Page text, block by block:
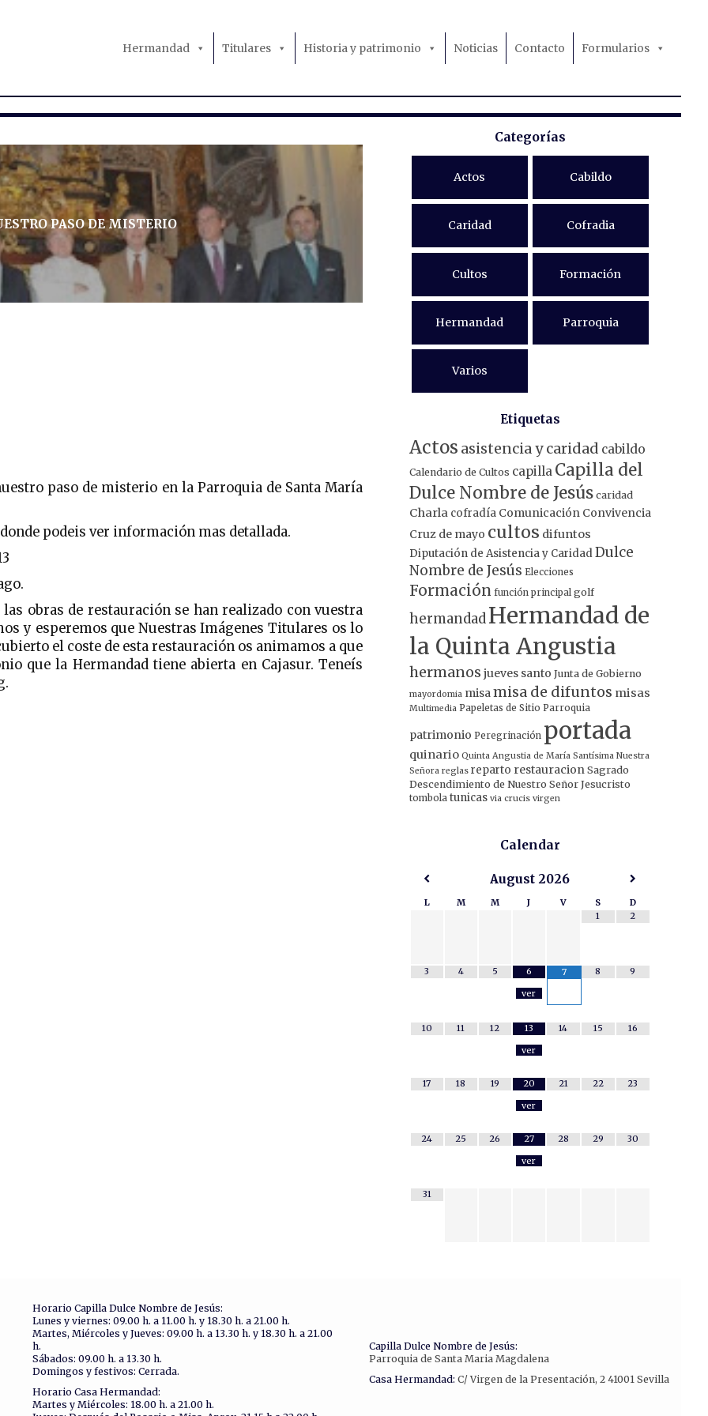
Hermandad Titulares Historia y patrimonio Noticias Contacto Formularios
PASO DE MISTERIO
paso de misterio en la Parroquia de Santa María
podeis ver información mas detallada.
obras de restauración se han realizado con vuestra
y esperemos que Nuestras Imágenes Titulares os lo
el coste de esta restauración os animamos a que
que la Hermandad tiene abierta en Cajasur. Teneís
Categorías
Actos Cabildo
Caridad Cofradia
Cultos Formación
Hermandad Parroquia
Varios
Etiquetas
Actos asistencia y caridad cabildo
Calendario de Cultos capilla Capilla del
Dulce Nombre de Jesús caridad
Charla cofradía Comunicación Convivencia
Cruz de mayo cultos difuntos
Diputación de Asistencia y CaridadDulce
Nombre de Jesús Elecciones
Formación función principal golf
hermandad Hermandad de
la Quinta Angustia
hermanos jueves santo Junta de Gobierno
mayordomia misamisa de difuntos misas
Multimedia Papeletas de Sitio Parroquia
patrimonio Peregrinación portada
quinario Quinta Angustia de María Santísima Nuestra
Señora reglas reparto restauracion Sagrado
Descendimiento de Nuestro Señor Jesucristo
tombola tunicas via crucis virgen
Calendar
August 2026
L M M J V S
D
1
2
3 4 5
6
ver
7 8 9
10 11 12
13
ver
14 15 16
17 18 19
20
ver
21 22 23
24 25 26
27
ver
28 29 30
31
Horario Capilla Dulce Nombre de Jesús:
Lunes y viernes: 09.00 h. a 11.00 h. y 18.30 h. a 21.00 h.
Martes, Miércoles y Jueves: 09.00 h. a 13.30 h. y 18.30 h. a 21.00
h.
Sábados: 09.00 h. a 13.30 h.
Domingos y festivos: Cerrada.
Horario Casa Hermandad:
Martes y Miércoles: 18.00 h. a 21.00 h.
Capilla Dulce Nombre de Jesús:
Parroquia de Santa Maria Magdalena
Casa Hermandad: C/ Virgen de la Presentación, 2 41001 Sevilla